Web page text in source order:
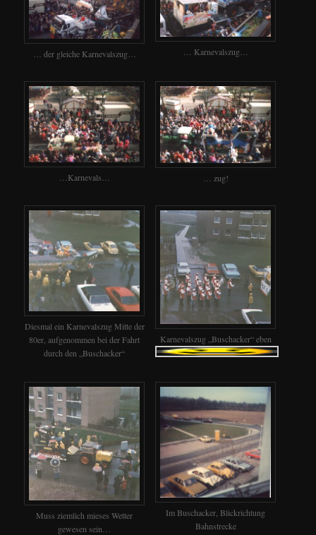
… der gleiche Karnevalszug… … Karnevalszug…
…Karnevals… … zug!
Diesmal ein Karnevalszug Mitte der
80er, aufgenommen bei der Fahrt
durch den „Buschacker“
Karnevalszug „Buschacker“ eben
Muss ziemlich mieses Wetter
gewesen sein…
Im Buschacker, Blickrichtung
Bahnstrecke